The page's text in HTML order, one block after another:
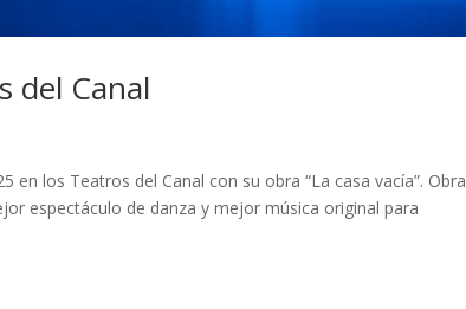
del Canal
los Teatros del Canal con su obra “La casa vacía”. Obra
espectáculo de danza y mejor música original para